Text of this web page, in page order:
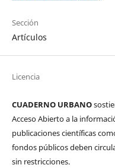
Sección
Artículos
Licencia
CUADERNO URBANO
Acceso Abierto a la
publicaciones científicas
fondos públicos deben
sin restricciones.